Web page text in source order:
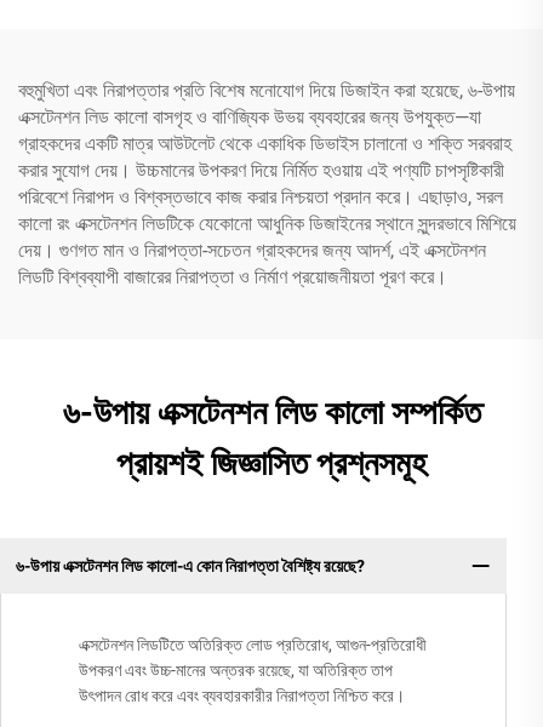
বহুমুখিতা এবং নিরাপত্তার প্রতি বিশেষ মনোযোগ দিয়ে ডিজাইন করা হয়েছে, ৬-উপায়
এক্সটেনশন লিড কালো বাসগৃহ ও বাণিজ্যিক উভয় ব্যবহারের জন্য উপযুক্ত—যা
গ্রাহকদের একটি মাত্র আউটলেট থেকে একাধিক ডিভাইস চালানো ও শক্তি সরবরাহ
করার সুযোগ দেয়। উচ্চমানের উপকরণ দিয়ে নির্মিত হওয়ায় এই পণ্যটি চাপসৃষ্টিকারী
পরিবেশে নিরাপদ ও বিশ্বস্তভাবে কাজ করার নিশ্চয়তা প্রদান করে। এছাড়াও, সরল
কালো রং এক্সটেনশন লিডটিকে যেকোনো আধুনিক ডিজাইনের স্থানে সুন্দরভাবে মিশিয়ে
দেয়। গুণগত মান ও নিরাপত্তা-সচেতন গ্রাহকদের জন্য আদর্শ, এই এক্সটেনশন
লিডটি বিশ্বব্যাপী বাজারের নিরাপত্তা ও নির্মাণ প্রয়োজনীয়তা পূরণ করে।
৬-উপায় এক্সটেনশন লিড কালো সম্পর্কিত
প্রায়শই জিজ্ঞাসিত প্রশ্নসমূহ
৬-উপায় এক্সটেনশন লিড কালো-এ কোন নিরাপত্তা বৈশিষ্ট্য রয়েছে?
এক্সটেনশন লিডটিতে অতিরিক্ত লোড প্রতিরোধ, আগুন-প্রতিরোধী
উপকরণ এবং উচ্চ-মানের অন্তরক রয়েছে, যা অতিরিক্ত তাপ
উৎপাদন রোধ করে এবং ব্যবহারকারীর নিরাপত্তা নিশ্চিত করে।